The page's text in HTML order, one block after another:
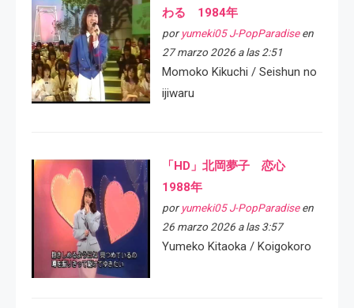
わる 1984年
por yumeki05 J-PopParadiseen
27 marzo 2026 a las 2:51
Momoko Kikuchi / Seishun no
ijiwaru
「HD」北岡夢子 恋心
1988年
por yumeki05 J-PopParadiseen
26 marzo 2026 a las 3:57
Yumeko Kitaoka / Koigokoro